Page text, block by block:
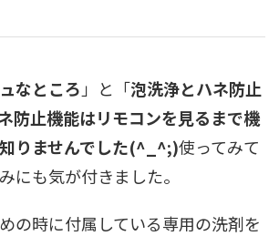
なところ 」と「泡洗浄とハネ防止
防止機能はリモコンを見るまで機
りませんでした(^_^;)使ってみて
にも気が付きました。
の時に付属している専用の洗剤を